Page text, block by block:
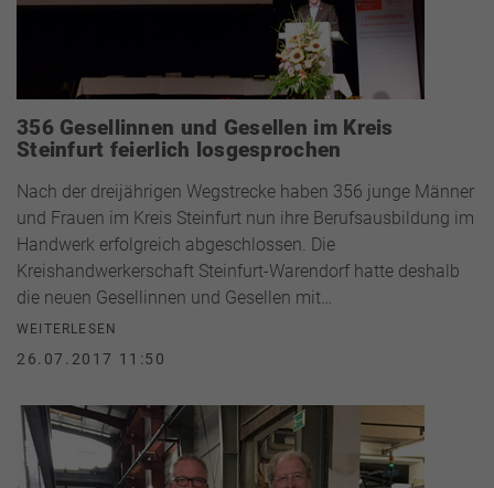
356 Gesellinnen und Gesellen im Kreis
Steinfurt feierlich losgesprochen
Nach der dreijährigen Wegstrecke haben 356 junge Männer
und Frauen im Kreis Steinfurt nun ihre Berufsausbildung im
Handwerk erfolgreich abgeschlossen. Die
Kreishandwerkerschaft Steinfurt-Warendorf hatte deshalb
die neuen Gesellinnen und Gesellen mit…
WEITERLESEN
26.07.2017 11:50